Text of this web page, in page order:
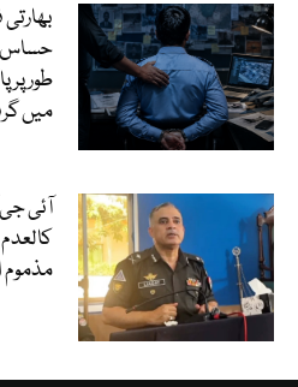
حساس
طور پر
میں
آئی
مذموم